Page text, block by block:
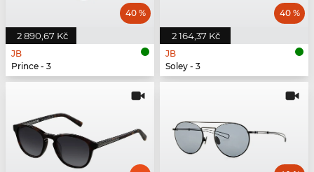
2 890,67 Kč
40 %
JB
Prince - 3
2 164,37 Kč
40 %
JB
Soley - 3